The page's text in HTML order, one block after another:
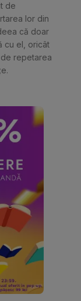
de
lor din
că doar
cu el, oricât
repetarea